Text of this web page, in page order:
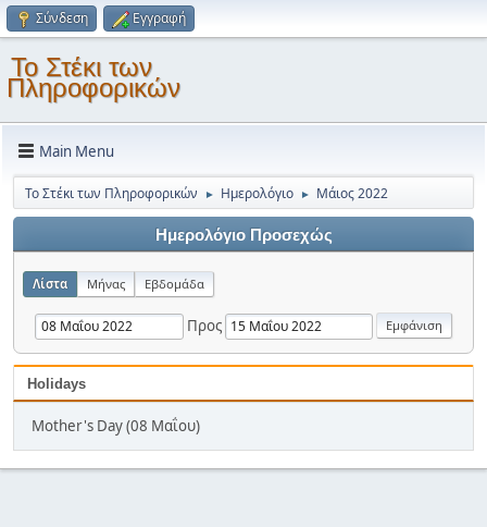
Σύνδεση Εγγραφή
Το Στέκι των
Πληροφορικών
Main Menu
Το Στέκι των Πληροφορικών ► Ημερολόγιο ► Μάιος 2022
Ημερολόγιο Προσεχώς
Λίστα Μήνας Εβδομάδα
Προς
Holidays
Mother's Day (08 Μαΐου)